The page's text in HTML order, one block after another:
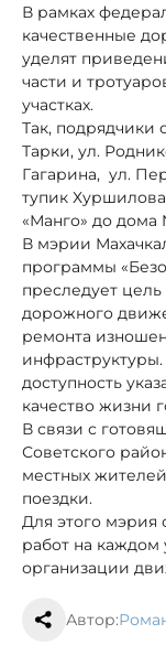
В рамках
качественные
уделят
части и
участках.
Так, подрядчики
Тарки, ул.
Гагарина, ул.
тупик
«Манго» до дома
В мэрии
программы
преследует
дорожного
ремонта
доступность
качество жизни
В связи с
Советского
местных
поездки.
Для этого мэрия
работ на каждом
организации
Автор: